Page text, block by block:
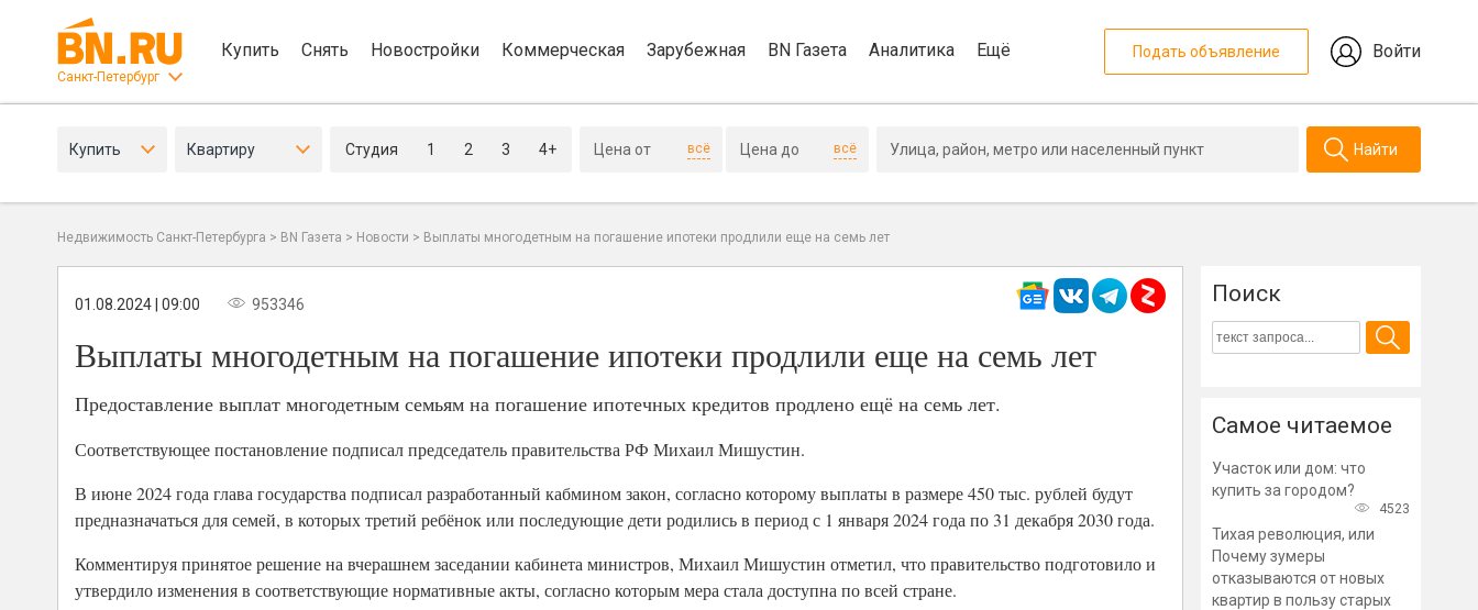
Санкт-Петербург
Купить Снять Новостройки Коммерческая Зарубежная BN Газета Аналитика Ещё Подать объявление Войти
Купить Квартиру Студия 1 2 3 4+ всё всё Найти
Недвижимость Санкт-Петербурга > BN Газета > Новости > Выплаты многодетным на погашение ипотеки продлили еще на семь лет
01.08.2024 | 09:00 953346
Выплаты многодетным на погашение ипотеки продлили еще на семь лет
Предоставление выплат многодетным семьям на погашение ипотечных кредитов продлено ещё на семь лет.
Соответствующее постановление подписал председатель правительства РФ Михаил Мишустин.
В июне 2024 года глава государства подписал разработанный кабмином закон, согласно которому выплаты в размере 450 тыс. рублей будут
предназначаться для семей, в которых третий ребёнок или последующие дети родились в период с 1 января 2024 года по 31 декабря 2030 года.
Комментируя принятое решение на вчерашнем заседании кабинета министров, Михаил Мишустин отметил, что правительство подготовило и
утвердило изменения в соответствующие нормативные акты, согласно которым мера стала доступна по всей стране.
Поиск
Самое читаемое
Участок или дом: что
купить за городом?
4523
Тихая революция, или
Почему зумеры
отказываются от новых
квартир в пользу старых